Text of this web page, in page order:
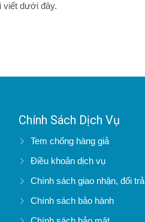
viết dưới đây.
Chính Sách Dịch Vụ
Tem chống hàng giả
Điều khoản dịch vụ
Chính sách giao nhận, đổi trả
Chính sách bảo hành